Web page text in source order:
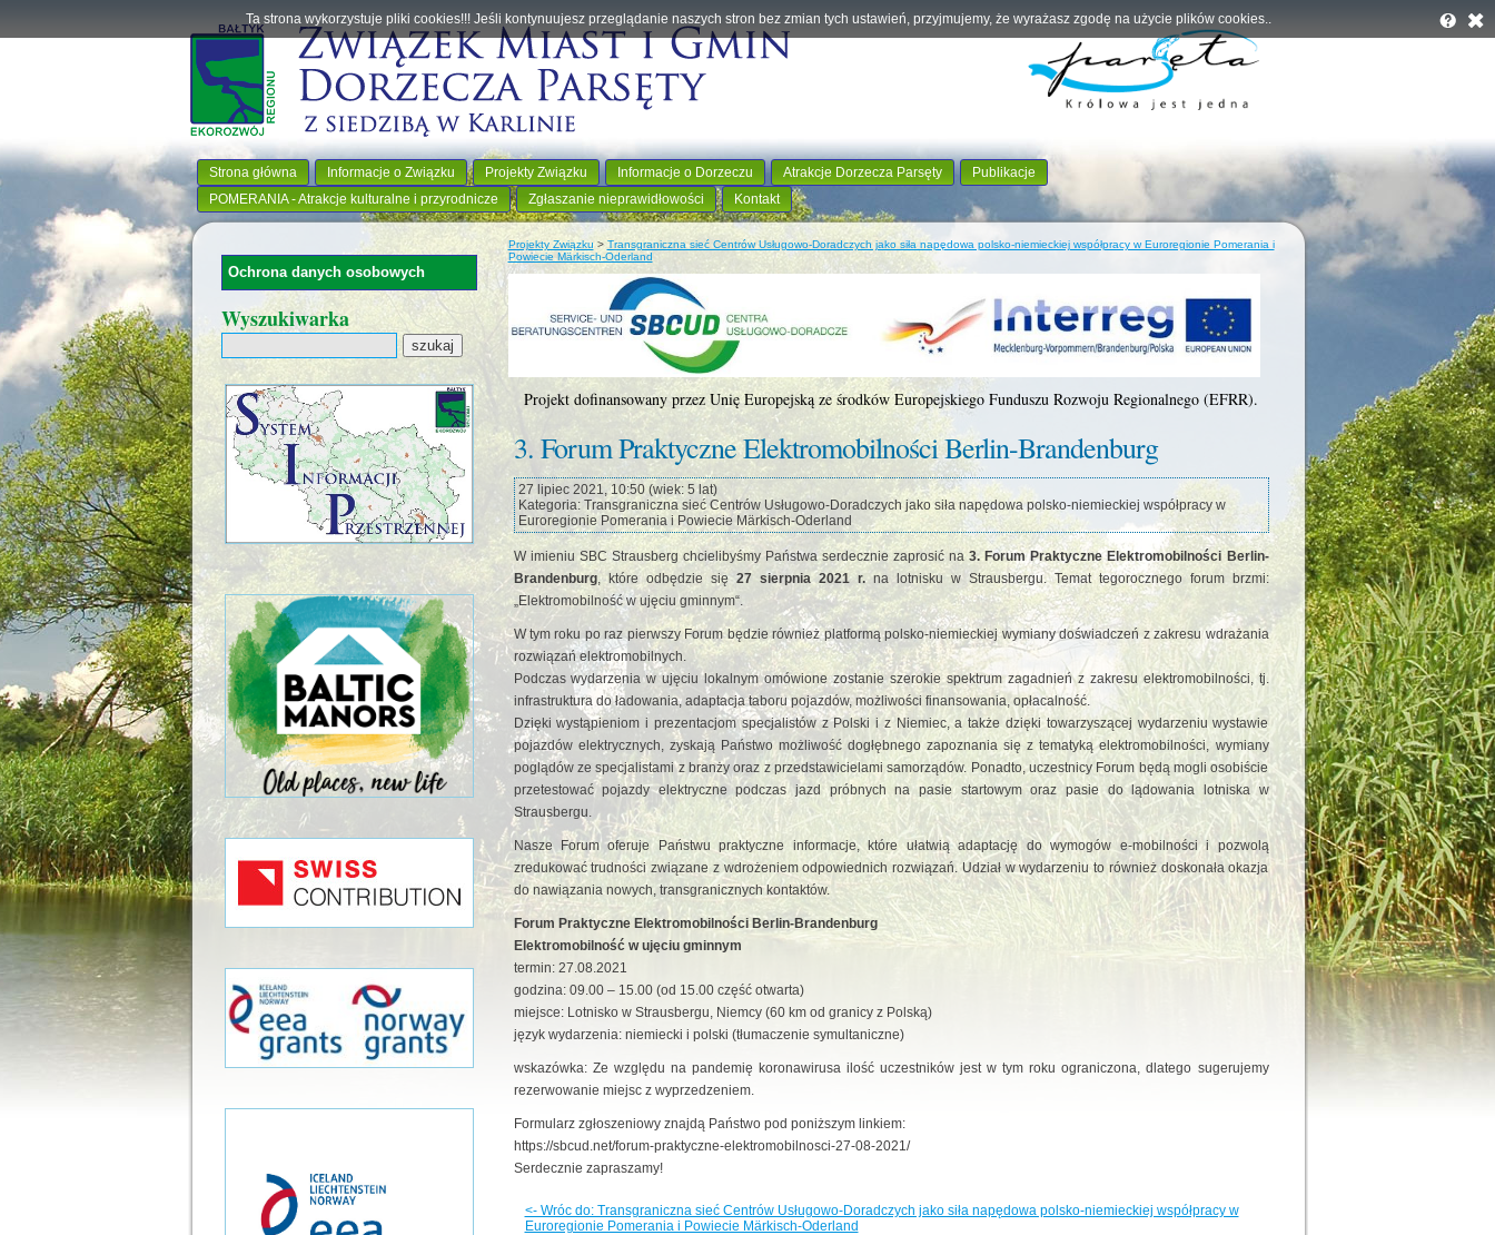
Strona główna Informacje o Związku Projekty Związku Informacje o Dorzeczu Atrakcje Dorzecza Parsęty
Publikacje
POMERANIA - Atrakcje kulturalne i przyrodnicze
Zgłaszanie nieprawidłowości Kontakt
Projekty Związku > Transgraniczna sieć Centrów Usługowo-Doradczych jako siła napędowa polsko-niemieckiej współpracy w Euroregionie Pomerania i
Powiecie Märkisch-Oderland
Projekt dofinansowany przez Unię Europejską ze środków Europejskiego Funduszu Rozwoju Regionalnego (EFRR).
3. Forum Praktyczne Elektromobilności Berlin-Brandenburg
27 lipiec 2021, 10:50 (wiek: 5 lat)
Kategoria: Transgraniczna sieć Centrów Usługowo-Doradczych jako siła napędowa polsko-niemieckiej współpracy w
Euroregionie Pomerania i Powiecie Märkisch-Oderland
W imieniu SBC Strausberg chcielibyśmy Państwa serdecznie zaprosić na3. Forum Praktyczne Elektromobilności Berlin-
Brandenburg, które odbędzie się 27 sierpnia 2021 r.na lotnisku w Strausbergu. Temat tegorocznego forum brzmi:
„Elektromobilność w ujęciu gminnym“.
W tym roku po raz pierwszy Forum będzie również platformą polsko-niemieckiej wymiany doświadczeń z zakresu wdrażania
rozwiązań elektromobilnych.
Podczas wydarzenia w ujęciu lokalnym omówione zostanie szerokie spektrum zagadnień z zakresu elektromobilności, tj.
infrastruktura do ładowania, adaptacja taboru pojazdów, możliwości finansowania, opłacalność.
Dzięki wystąpieniom i prezentacjom specjalistów z Polski i z Niemiec, a także dzięki towarzyszącej wydarzeniu wystawie
pojazdów elektrycznych, zyskają Państwo możliwość dogłębnego zapoznania się z tematyką elektromobilności, wymiany
poglądów ze specjalistami z branży oraz z przedstawicielami samorządów. Ponadto, uczestnicy Forum będą mogli osobiście
przetestować pojazdy elektryczne podczas jazd próbnych na pasie startowym oraz pasie do lądowania lotniska w
Strausbergu.
Nasze Forum oferuje Państwu praktyczne informacje, które ułatwią adaptację do wymogów e-mobilności i pozwolą
zredukować trudności związane z wdrożeniem odpowiednich rozwiązań. Udział w wydarzeniu to również doskonała okazja
do nawiązania nowych, transgranicznych kontaktów.
Forum Praktyczne Elektromobilności Berlin-Brandenburg
Elektromobilność w ujęciu gminnym
termin: 27.08.2021
godzina: 09.00 – 15.00 (od 15.00 część otwarta)
miejsce: Lotnisko w Strausbergu, Niemcy (60 km od granicy z Polską)
język wydarzenia: niemiecki i polski (tłumaczenie symultaniczne)
wskazówka: Ze względu na pandemię koronawirusa ilość uczestników jest w tym roku ograniczona, dlatego sugerujemy
rezerwowanie miejsc z wyprzedzeniem.
Formularz zgłoszeniowy znajdą Państwo pod poniższym linkiem:
https://sbcud.net/forum-praktyczne-elektromobilnosci-27-08-2021/
Serdecznie zapraszamy!
<- Wróc do: Transgraniczna sieć Centrów Usługowo-Doradczych jako siła napędowa polsko-niemieckiej współpracy w
Euroregionie Pomerania i Powiecie Märkisch-Oderland
Ochrona danych osobowych
Wyszukiwarka
Ta strona wykorzystuje pliki cookies!!! Jeśli kontynuujesz przeglądanie naszych stron bez zmian tych ustawień, przyjmujemy, że wyrażasz zgodę na użycie plików cookies..